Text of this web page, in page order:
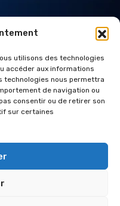
utilisons des technologies
accéder aux informations
technologies nous permettra
de navigation ou
consentir ou de retirer son
sur certaines